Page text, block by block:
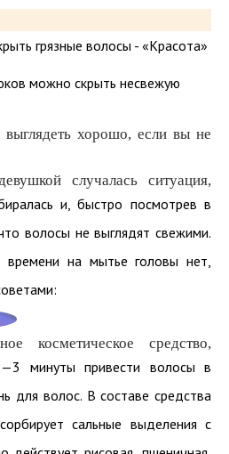
можно скрыть несвежую
выглядеть хорошо, если вы не
случалась ситуация,
и, быстро посмотрев в
волосы не выглядят свежими.
времени на мытье головы нет,
косметическое средство,
минуты привести волосы в
для волос. В составе средства
сальные выделения с